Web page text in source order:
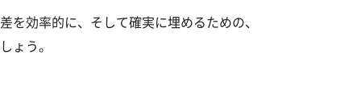
効率的に、そして確実に埋めるための、
ょう。